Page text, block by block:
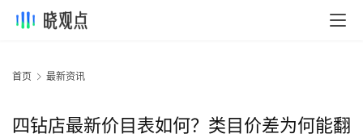
首页 最新资讯
四钻店最新价目表如何？类目价差为何能翻